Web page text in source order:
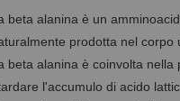
beta alanina è un
prodotta nel corpo
beta alanina è coinvolta
l'accumulo di acido